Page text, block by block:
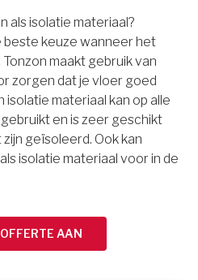
als isolatie materiaal?
beste keuze wanneer het
maakt gebruik van
zorgen dat je vloer goed
materiaal kan op alle
en is zeer geschikt
geïsoleerd. Ook kan
isolatie materiaal voor in de
AAN